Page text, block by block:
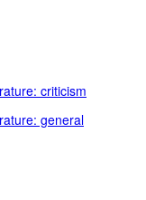
criticism
general